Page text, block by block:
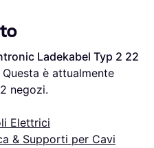
Ladekabel Typ 2 22
Questa è attualmente
2 negozi.
Elettrici
& Supporti per Cavi